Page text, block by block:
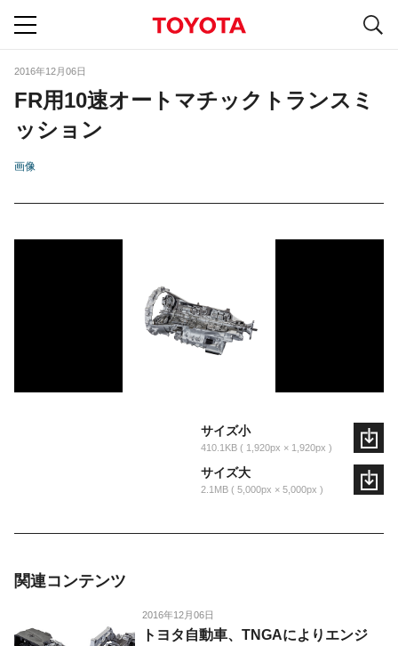
2016年12月06日
FR用10速オートマチックトランスミ
ッション
画像
サイズ小
410.1KB 1,920px × 1,920px
サイズ大
2.1MB 5,000px × 5,000px
関連コンテンツ
2016年12月06日
トヨタ自動車、TNGAによりエンジ